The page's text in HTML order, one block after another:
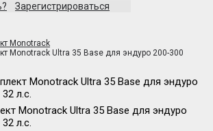
Зарегистрироваться
Monotrack
Monotrack Ultra 35 Base для эндуро 200-300
Monotrack Ultra 35 Base для эндуро
л.с.